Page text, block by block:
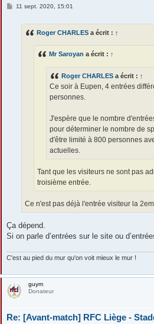
M11 sept. 2020, 15:01
Roger CHARLES a écrit : ↑
Mr Saroyan a écrit : ↑
Roger CHARLES a écrit : ↑
Ce soir à Eupen, 4 entrées
personnes.
J'espère que le nombre
pour déterminer le nombre de
d'être limité à 800 personnes
actuelles.
Tant que les visiteurs ne sont pas
troisième entrée.
Ce n'est pas déjà l'entrée visiteur la
Ça dépend.
Si on parle d’entrées sur le site ou
C'est au pied du mur qu'on voit mieux le mur !
guym
Donateur
Re: [Avant-match] RFC Liège -